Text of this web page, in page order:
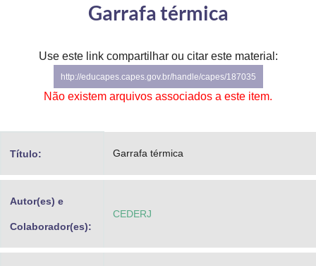
Controladoria-Geral da União
Advocacia-Geral da União
Banco Central do Brasil
Garrafa térmica
Use este link compartilhar ou citar este material:
http://educapes.capes.gov.br/handle/capes/187035
Não existem arquivos associados a este item.
Título: Garrafa térmica
Autor(es) e
Colaborador(es):
CEDERJ